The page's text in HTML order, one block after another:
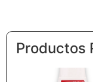
Productos